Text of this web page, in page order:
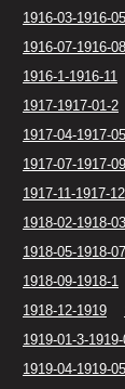
1916-03-1916-05
1916-07-1916-08
1916-1-1916-11
1917-1917-01-2
1917-04-1917-05
1917-07-1917-09
1917-11-1917-12
1918-02-1918-03
1918-05-1918-07
1918-09-1918-1
1918-12-1919
1919-01-3-
1919-04-1919-05